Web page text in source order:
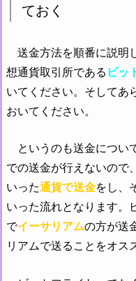
ておく
送金方法を順番に説明
想通貨取引所である ビッ
いてください。そしてあ
おいてください。
というのも送金につい
での送金が行えないので
いった通貨で送金をし、
いった流れとなります。
でイーサリアムの方が送
リアムで送ることをオス